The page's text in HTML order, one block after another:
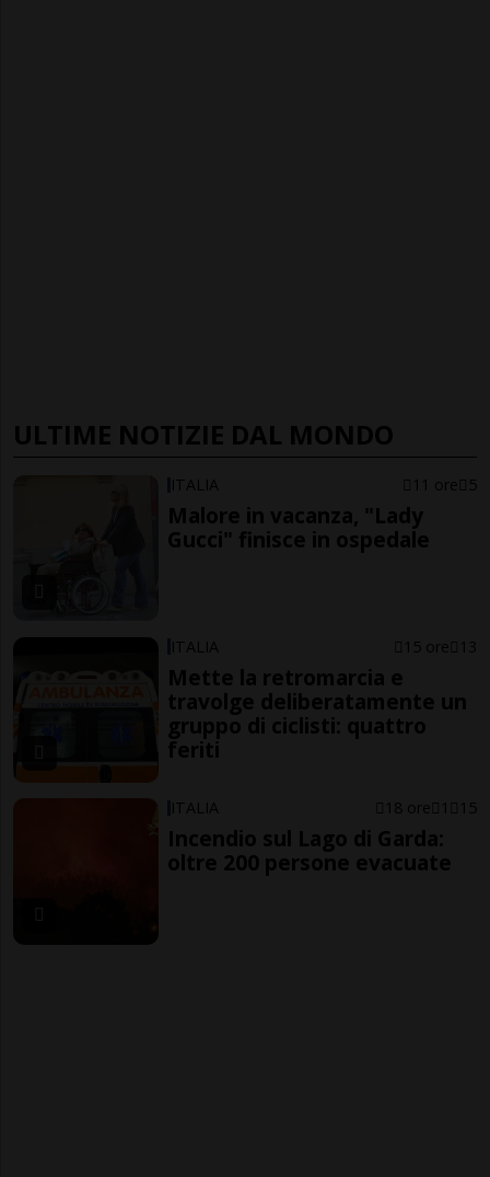
ULTIME NOTIZIE DAL MONDO
ITALIA 11 ore 5
Malore in vacanza, "Lady
Gucci" finisce in ospedale
ITALIA 15 ore 13
Mette la retromarcia e
travolge deliberatamente un
gruppo di ciclisti: quattro
feriti
ITALIA 18 ore 1 15
Incendio sul Lago di Garda:
oltre 200 persone evacuate